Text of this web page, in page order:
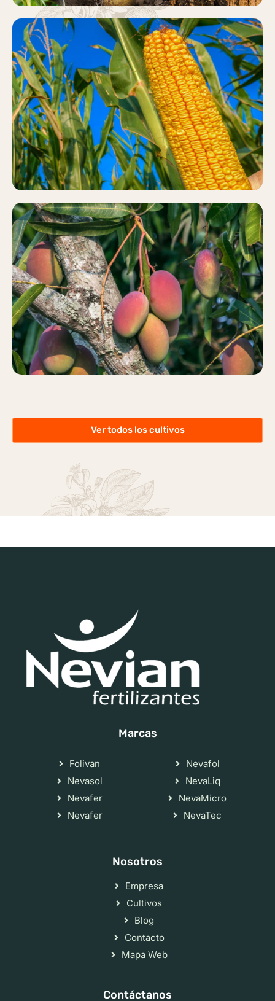
MAÍZ
Más información
MANGO
Más información
Ver todos los cultivos
Marcas
Folivan
Nevasol
Nevafer
Nevafer
Nevafol
NevaLiq
NevaMicro
NevaTec
Nosotros
Empresa
Cultivos
Blog
Contacto
Mapa Web
Contáctanos